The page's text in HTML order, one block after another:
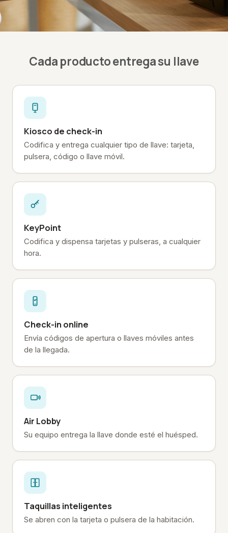
Cada producto entrega su llave
Kiosco de check-in
Codifica y entrega cualquier tipo de llave: tarjeta,
pulsera, código o llave móvil.
KeyPoint
Codifica y dispensa tarjetas y pulseras, a cualquier
hora.
Check-in online
Envía códigos de apertura o llaves móviles antes
de la llegada.
Air Lobby
Su equipo entrega la llave donde esté el huésped.
Taquillas inteligentes
Se abren con la tarjeta o pulsera de la habitación.